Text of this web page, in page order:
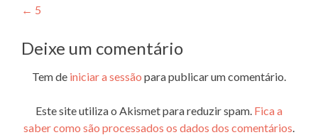
Navegação
de
artigos
← 5
Deixe um comentário
Tem de iniciar a sessão para publicar um comentário.
Este site utiliza o Akismet para reduzir spam. Fica a
saber como são processados os dados dos comentários.